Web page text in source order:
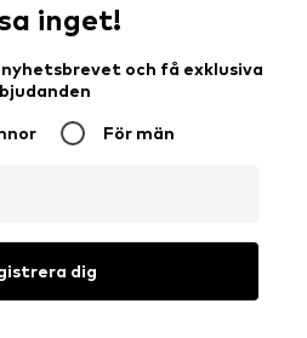
inget!
och få exklusiva
För män
dig